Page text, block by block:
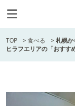
TOP >食べる >札幌か
ヒラフエリアの「おすす